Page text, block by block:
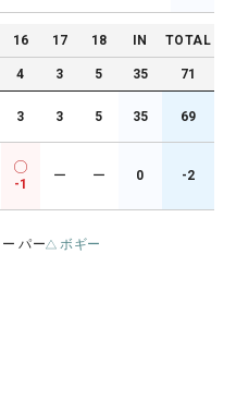
16 17 18 IN TOTAL
4 3 5 35 71
3 3 5 35 69
-1
ー ー 0 -2
ー パー ボギー